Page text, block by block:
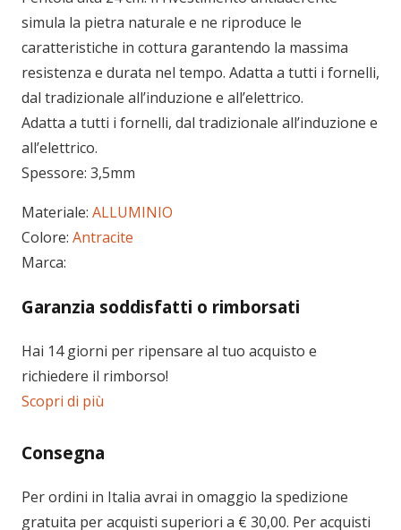
Garanzia soddisfatti o rimborsati
Hai 14 giorni per ripensare al tuo acquisto e
richiedere il rimborso!
Scopri di più
Consegna
Per ordini in Italia avrai in omaggio la spedizione
gratuita per acquisti superiori a € 30,00. Per acquisti
simula la pietra naturale e ne riproduce le
caratteristiche in cottura garantendo la massima
resistenza e durata nel tempo. Adatta a tutti i fornelli,
dal tradizionale all’induzione e all’elettrico.
Adatta a tutti i fornelli, dal tradizionale all’induzione e
all’elettrico.
Spessore: 3,5mm
Materiale: ALLUMINIO
Colore: Antracite
Marca: